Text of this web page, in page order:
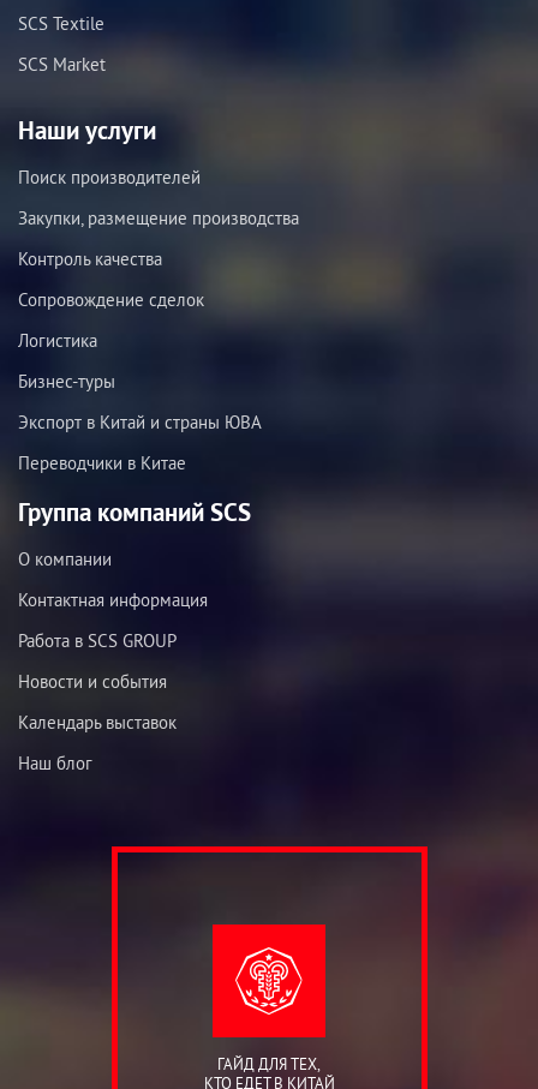
SCS Textile
SCS Market
Наши услуги
Поиск производителей
Закупки, размещение производства
Контроль качества
Сопровождение сделок
Логистика
Бизнес-туры
Экспорт в Китай и страны ЮВА
Переводчики в Китае
Группа компаний SCS
О компании
Контактная информация
Работа в SCS GROUP
Новости и события
Календарь выставок
Наш блог
ГАЙД ДЛЯ ТЕХ,
КТО ЕДЕТ В КИТАЙ